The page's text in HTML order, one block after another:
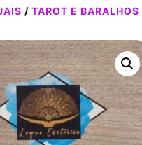
/TAROT E BARALHOS